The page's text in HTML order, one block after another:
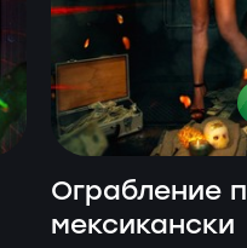
Ограбление
мексикански